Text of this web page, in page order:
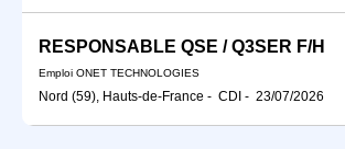
RESPONSABLE QSE / Q3SER F/H
Emploi ONET TECHNOLOGIES
Nord (59), Hauts-de-France - CDI - 23/07/2026